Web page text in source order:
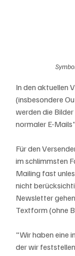
In den aktuellen
(insbesondere
werden die
normaler E-
Für den
im schlimmsten
Mailing fast
nicht
Newsletter
Textform (ohne
"Wir haben eine
der wir